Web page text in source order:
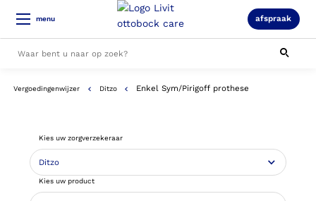
menu afspraak
Alle resultaten
Vergoedingenwijzer Ditzo Enkel Sym/Pirigoff prothese
Kies uw zorgverzekeraar
Kies uw product